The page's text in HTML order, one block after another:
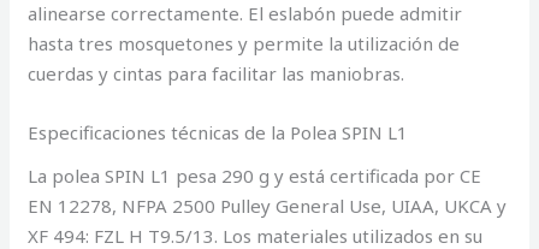
alinearse correctamente. El eslabón puede admitir
hasta tres mosquetones y permite la utilización de
cuerdas y cintas para facilitar las maniobras.
Especificaciones técnicas de la Polea SPIN L1
La polea SPIN L1 pesa 290 g y está certificada por CE
EN 12278, NFPA 2500 Pulley General Use, UIAA, UKCA y
XF 494: FZL H T9.5/13. Los materiales utilizados en su